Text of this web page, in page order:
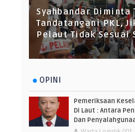
Syahbandar Diminta
Tandatangani PKL,
Pelaut Tidak Sesuai
OPINI
Pemeriksaan
Di Laut : Antara
Dan